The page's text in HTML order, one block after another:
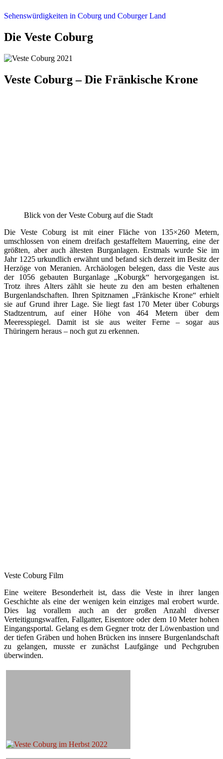
Sehenswürdigkeiten in Coburg und Coburger Land
Die Veste Coburg
Veste Coburg – Die Fränkische Krone
Blick von der Veste Coburg auf die Stadt
Die Veste Coburg ist mit einer Fläche von 135×260 Metern,
umschlossen von einem dreifach gestaffeltem Mauerring, eine der
größten, aber auch ältesten Burganlagen. Erstmals wurde Sie im
Jahr 1225 urkundlich erwähnt und befand sich derzeit im Besitz der
Herzöge von Meranien. Archäologen belegen, dass die Veste aus
der 1056 gebauten Burganlage „Koburgk“ hervorgegangen ist.
Trotz ihres Alters zählt sie heute zu den am besten erhaltenen
Burgenlandschaften. Ihren Spitznamen „Fränkische Krone“ erhielt
sie auf Grund ihrer Lage. Sie liegt fast 170 Meter über Coburgs
Stadtzentrum, auf einer Höhe von 464 Metern über dem
Meeresspiegel. Damit ist sie aus weiter Ferne – sogar aus
Thüringern heraus – noch gut zu erkennen.
Veste Coburg Film
Eine weitere Besonderheit ist, dass die Veste in ihrer langen
Geschichte als eine der wenigen kein einziges mal erobert wurde.
Dies lag vorallem auch an der großen Anzahl diverser
Verteitigungswaffen, Fallgatter, Eisentore oder dem 10 Meter hohen
Eingangsportal. Gelang es dem Gegner trotz der Löwenbastion und
der tiefen Gräben und hohen Brücken ins innsere Burgenlandschaft
zu gelangen, musste er zunächst Laufgänge und Pechgruben
überwinden.